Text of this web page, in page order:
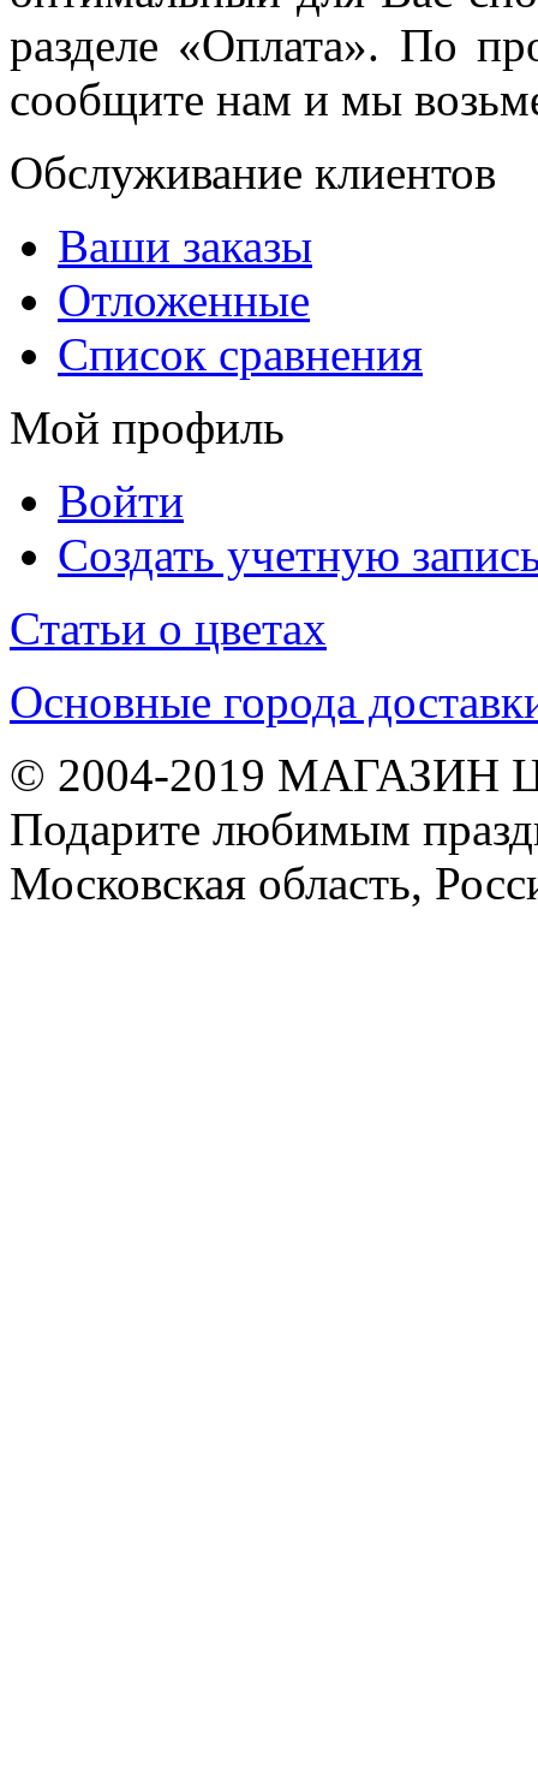
разделе «Оплата». По
сообщите нам и мы
Обслуживание клиентов
Ваши заказы
Отложенные
Список сравнения
Мой профиль
Войти
Создать учетную
Статьи о цветах
Основные города
© 2004-2019 МАГАЗИН
Подарите любимым
Московская область,